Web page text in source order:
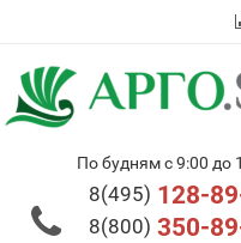
По будням с 9:00 до
8(495) 128-
8(800) 350-